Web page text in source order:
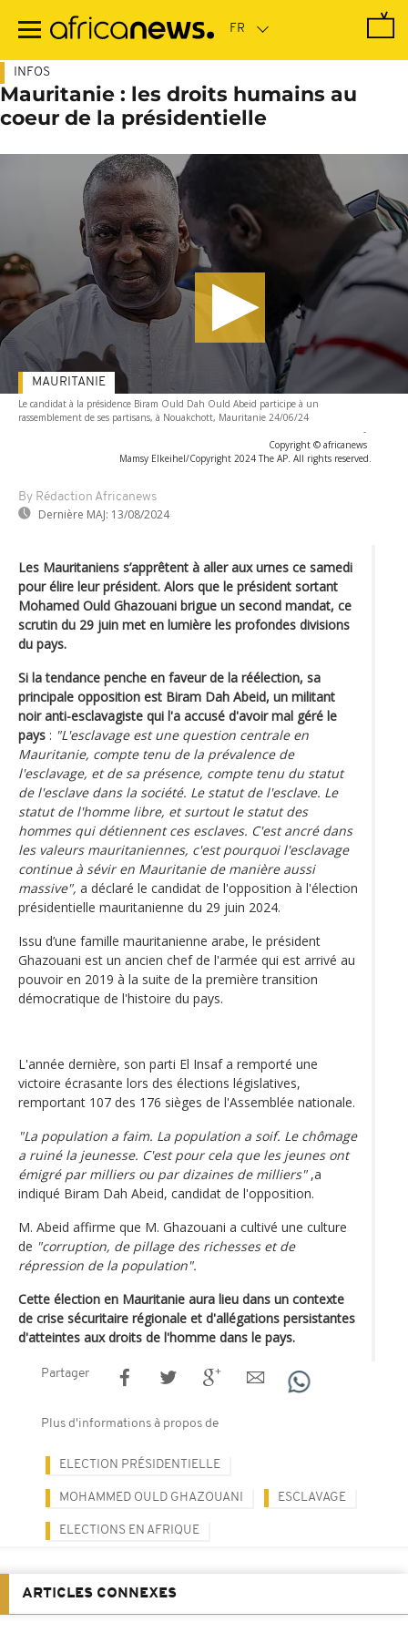
contenu
INFOS
Mauritanie : les droits humains au
coeur de la présidentielle
Le candidat à la présidence Biram Ould Dah Ould Abeid participe à un
rassemblement de ses partisans, à Nouakchott, Mauritanie 24/06/24
-
Copyright © africanews
Mamsy Elkeihel/Copyright 2024 The AP. All rights reserved.
By Rédaction Africanews
Dernière MAJ: 13/08/2024
MAURITANIE
Les Mauritaniens s’apprêtent à aller aux urnes ce samedi
pour élire leur président. Alors que le président sortant
Mohamed Ould Ghazouani brigue un second mandat, ce
scrutin du 29 juin met en lumière les profondes divisions
du pays.
Si la tendance penche en faveur de la réélection, sa
principale opposition est Biram Dah Abeid, un militant
noir anti-esclavagiste qui l'a accusé d'avoir mal géré le
pays : "L'esclavage est une question centrale en
Mauritanie, compte tenu de la prévalence de
l'esclavage, et de sa présence, compte tenu du statut
de l'esclave dans la société. Le statut de l'esclave. Le
statut de l'homme libre, et surtout le statut des
hommes qui détiennent ces esclaves. C'est ancré dans
les valeurs mauritaniennes, c'est pourquoi l'esclavage
continue à sévir en Mauritanie de manière aussi
massive", a déclaré le candidat de l'opposition à l'élection
présidentielle mauritanienne du 29 juin 2024.
Issu d’une famille mauritanienne arabe, le président
Ghazouani est un ancien chef de l'armée qui est arrivé au
pouvoir en 2019 à la suite de la première transition
démocratique de l'histoire du pays.
L'année dernière, son parti El Insaf a remporté une
victoire écrasante lors des élections législatives,
remportant 107 des 176 sièges de l'Assemblée nationale.
"La population a faim. La population a soif. Le chômage
a ruiné la jeunesse. C'est pour cela que les jeunes ont
émigré par milliers ou par dizaines de milliers",a
indiqué Biram Dah Abeid, candidat de l'opposition.
M. Abeid affirme que M. Ghazouani a cultivé une culture
de "corruption, de pillage des richesses et de
répression de la population".
Cette élection en Mauritanie aura lieu dans un contexte
de crise sécuritaire régionale et d'allégations persistantes
d'atteintes aux droits de l'homme dans le pays.
Partager
Plus d'informations à propos de
ELECTION PRÉSIDENTIELLE
MOHAMMED OULD GHAZOUANI ESCLAVAGE
ELECTIONS EN AFRIQUE
ARTICLES CONNEXES